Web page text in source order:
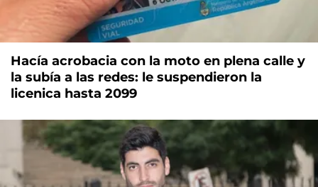
Hacía acrobacia con la moto en plena calle y
la subía a las redes: le suspendieron la
licenica hasta 2099